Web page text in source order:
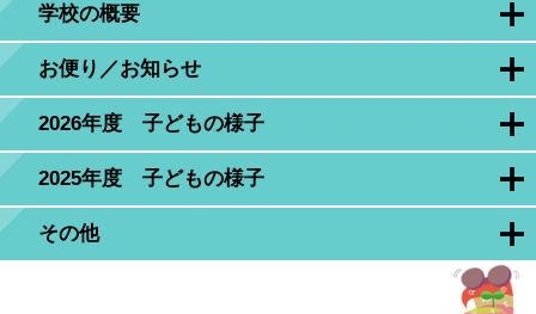
学校の概要
お便り／お知らせ
2026年度 子どもの様子
2025年度 子どもの様子
その他